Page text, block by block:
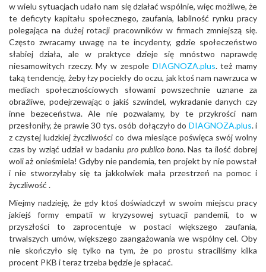
w wielu sytuacjach udało nam się działać wspólnie, więc możliwe, że
te deficyty kapitału społecznego, zaufania, labilność rynku pracy
polegająca na dużej rotacji pracowników w firmach zmniejszą się.
Często zwracamy uwagę na te incydenty, gdzie społeczeństwo
słabiej działa, ale w praktyce dzieje się mnóstwo naprawdę
niesamowitych rzeczy. My w zespole DIAGNOZA.plus. też mamy
taką tendencję, żeby łzy pociekły do oczu, jak ktoś nam nawrzuca w
mediach społecznościowych słowami powszechnie uznane za
obraźliwe, podejrzewając o jakiś szwindel, wykradanie danych czy
inne bezeceństwa. Ale nie pozwalamy, by te przykrości nam
przesłoniły, że prawie 30 tys. osób dołączyło do DIAGNOZA.plus. i
z czystej ludzkiej życzliwości co dwa miesiące poświęca swój wolny
czas by wziąć udział w badaniu pro publico bono. Nas ta ilość dobrej
woli aż onieśmiela! Gdyby nie pandemia, ten projekt by nie powstał
i nie stworzyłaby się ta jakkolwiek mała przestrzeń na pomoc i
życzliwość .
Miejmy nadzieję, że gdy ktoś doświadczył w swoim miejscu pracy
jakiejś formy empatii w kryzysowej sytuacji pandemii, to w
przyszłości to zaprocentuje w postaci większego zaufania,
trwalszych umów, większego zaangażowania we wspólny cel. Oby
nie skończyło się tylko na tym, że po prostu straciliśmy kilka
procent PKB i teraz trzeba będzie je spłacać.